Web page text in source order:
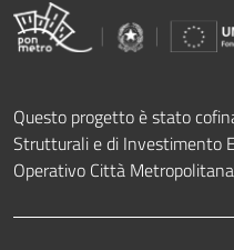
Questo progetto è stato
Strutturali e di Investimento
Operativo Città